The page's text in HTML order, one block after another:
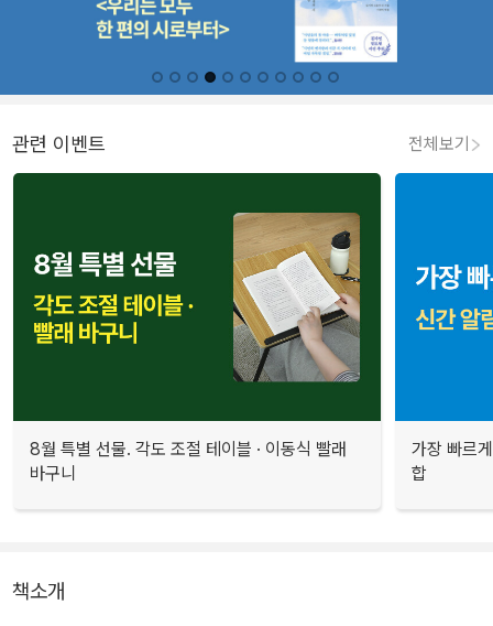
관련 이벤트 전체보기
8월 특별 선물. 각도 조절 테이블 · 이동식 빨래
바구니
가장 빠르
합
책소개